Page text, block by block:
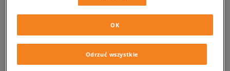
Wyślemy Ci e-mail, gdy żądany rozmiar będzie ponownie
Odrzuć wszystkie
OK